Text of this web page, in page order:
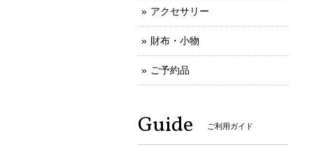
アクセサリー
財布・小物
ご予約品
Guide ご利用ガイド